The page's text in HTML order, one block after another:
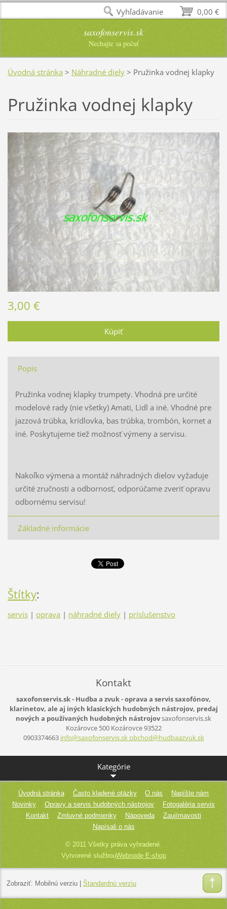
saxofonservis.sk
Nechajte sa počuť
Úvodná stránka > Náhradné diely > Pružinka vodnej klapky
Pružinka vodnej klapky
3,00 €
Popis
Pružinka vodnej klapky trumpety. Vhodná pre určité
modelové rady (nie všetky) Amati, Lidl a iné. Vhodné pre
jazzová trúbka, krídlovka, bas trúbka, trombón, kornet a
iné. Poskytujeme tiež možnosť výmeny a servisu.
Nakoľko výmena a montáž náhradných dielov vyžaduje
určité zručnosti a odbornosť, odporúčame zveriť opravu
odbornému servisu!
Základné informácie
Štítky:
servis | oprava | náhradné diely | príslušenstvo
Kontakt
saxofonservis.sk - Hudba a zvuk - oprava a servis saxofónov,
klarinetov, ale aj iných klasických hudobných nástrojov, predaj
nových a používaných hudobných nástrojovsaxofonservis.sk
Kozárovce 500Kozárovce93522
0903374663 info@saxofonservis.sk obchod@hudbaazvuk.sk
Kategórie
Úvodná stránka Často kladené otázky O nás
Napíšte nám
Novinky
Opravy a servis hudobných nástrojov
Fotogaléria servis
Kontakt
Zmluvné podmienky Nápoveda
Zaujímavosti
Napísali o nás
© 2011 Všetky práva vyhradené.
Vytvorené službouWebnode E-shop
Zobraziť: Mobilnú verziu| Štandardnú verziu
0,00 €
Vyhľadávanie